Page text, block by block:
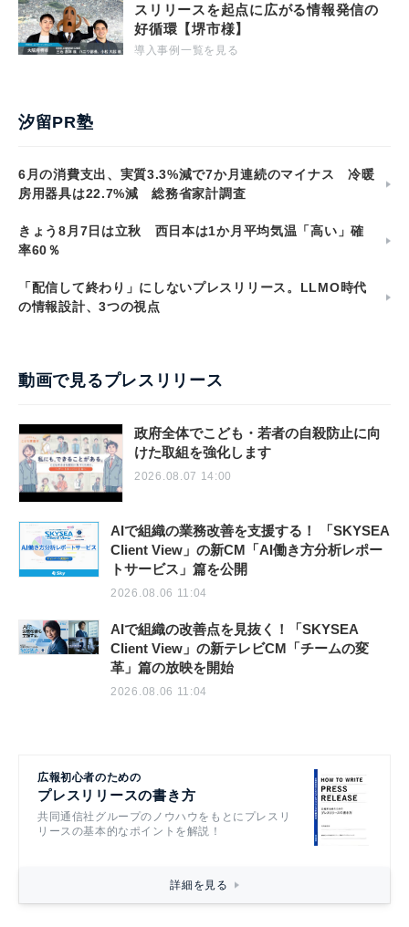
スリリースを起点に広がる情報発信の
好循環【堺市様】
導入事例一覧を見る
汐留PR塾
6月の消費支出、実質3.3%減で7か月連続のマイナス 冷暖
房用器具は22.7%減 総務省家計調査
きょう8月7日は立秋 西日本は1か月平均気温「高い」確
率60％
「配信して終わり」にしないプレスリリース。LLMO時代
の情報設計、3つの視点
動画で見るプレスリリース
政府全体でこども・若者の自殺防止に向
けた取組を強化します
2026.08.07 14:00
AIで組織の業務改善を支援する！ 「SKYSEA
Client View」の新CM「AI働き方分析レポー
トサービス」篇を公開
2026.08.06 11:04
AIで組織の改善点を見抜く！「SKYSEA
Client View」の新テレビCM「チームの変
革」篇の放映を開始
2026.08.06 11:04
広報初心者のための
プレスリリースの書き方
共同通信社グループのノウハウをもとにプレスリ
リースの基本的なポイントを解説！
詳細を見る